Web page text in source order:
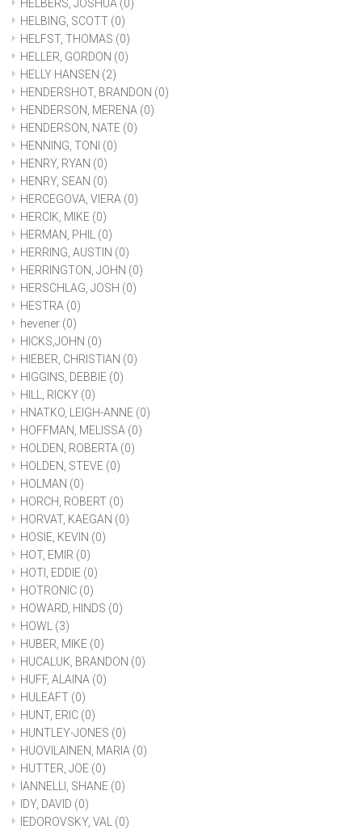
HELBERS, JOSHUA (0)
HELBING, SCOTT (0)
HELFST, THOMAS (0)
HELLER, GORDON (0)
HELLY HANSEN (2)
HENDERSHOT, BRANDON (0)
HENDERSON, MERENA (0)
HENDERSON, NATE (0)
HENNING, TONI (0)
HENRY, RYAN (0)
HENRY, SEAN (0)
HERCEGOVA, VIERA (0)
HERCIK, MIKE (0)
HERMAN, PHIL (0)
HERRING, AUSTIN (0)
HERRINGTON, JOHN (0)
HERSCHLAG, JOSH (0)
HESTRA (0)
hevener (0)
HICKS,JOHN (0)
HIEBER, CHRISTIAN (0)
HIGGINS, DEBBIE (0)
HILL, RICKY (0)
HNATKO, LEIGH-ANNE (0)
HOFFMAN, MELISSA (0)
HOLDEN, ROBERTA (0)
HOLDEN, STEVE (0)
HOLMAN (0)
HORCH, ROBERT (0)
HORVAT, KAEGAN (0)
HOSIE, KEVIN (0)
HOT, EMIR (0)
HOTI, EDDIE (0)
HOTRONIC (0)
HOWARD, HINDS (0)
HOWL (3)
HUBER, MIKE (0)
HUCALUK, BRANDON (0)
HUFF, ALAINA (0)
HULEAFT (0)
HUNT, ERIC (0)
HUNTLEY-JONES (0)
HUOVILAINEN, MARIA (0)
HUTTER, JOE (0)
IANNELLI, SHANE (0)
IDY, DAVID (0)
IEDOROVSKY, VAL (0)